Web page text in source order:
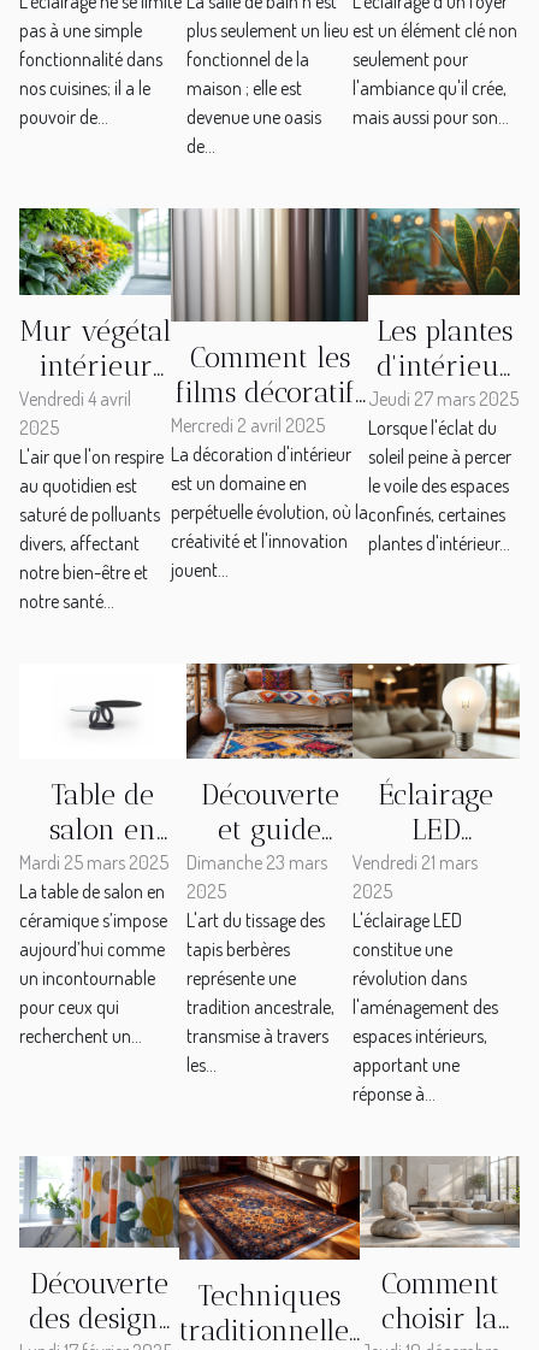
transformer
l'ambiance
de votre
cuisine
pas à une simple
fonctionnalité dans
nos cuisines; il a le
pouvoir de...
accessoires
pour une
salle de bain
moderne
plus seulement un lieu
fonctionnel de la
maison ; elle est
devenue une oasis
de...
pour la
maison
astuces pour
une
et une
facture
allégée
est un élément clé non
seulement pour
l'ambiance qu'il crée,
mais aussi pour son...
Mur végétal
intérieur
installation
et entretien
pour un air
purifié
Vendredi 4 avril
2025
L'air que l'on respire
au quotidien est
saturé de polluants
divers, affectant
notre bien-être et
notre santé...
Comment les
films décoratifs
peuvent
métamorphoser
votre intérieur
Mercredi 2 avril 2025
La décoration d'intérieur
est un domaine en
perpétuelle évolution, où la
créativité et l'innovation
jouent...
Les plantes
d'intérieur
nécessitant
peu de
lumière
pour
espaces
Jeudi 27 mars 2025
Lorsque l'éclat du
soleil peine à percer
le voile des espaces
confinés, certaines
plantes d'intérieur...
Table de
salon en
céramique :
un choix
design et
résistant
Mardi 25 mars 2025
La table de salon en
céramique s’impose
aujourd’hui comme
un incontournable
pour ceux qui
recherchent un...
Découverte
et guide
d'achat des
berbères
traditionnels
Dimanche 23 mars
2025
L'art du tissage des
tapis berbères
représente une
tradition ancestrale,
transmise à travers
les...
Éclairage
LED
avantages et
choix pour
une maison
moderne et
économe
Vendredi 21 mars
2025
L'éclairage LED
constitue une
révolution dans
l'aménagement des
espaces intérieurs,
apportant une
réponse à...
Découverte
des designs
Techniques
traditionnelles
Comment
choisir la